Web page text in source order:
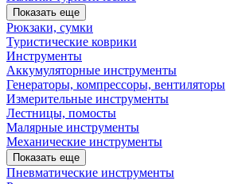
Показать еще
Рюкзаки, сумки
Туристические коврики
Инструменты
Аккумуляторные инструменты
Генераторы, компрессоры, вентиляторы
Измерительные инструменты
Лестницы, помосты
Малярные инструменты
Механические инструменты
Показать еще
Пневматические инструменты